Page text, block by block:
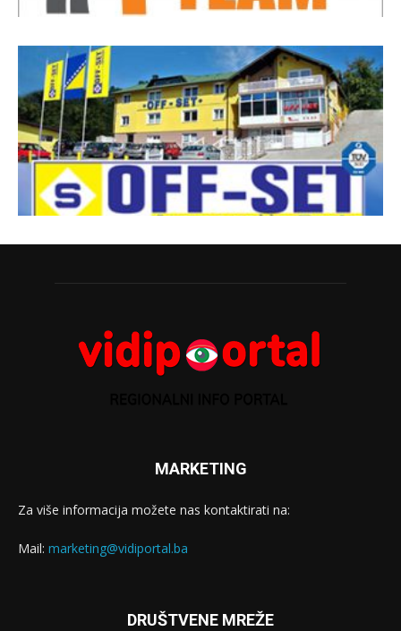
MARKETING
Za više informacija možete nas kontaktirati na:
Mail: marketing@vidiportal.ba
DRUŠTVENE MREŽE